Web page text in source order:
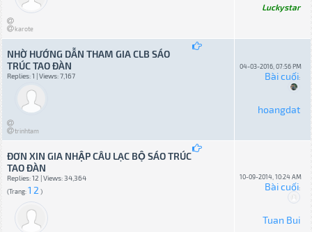
karote
Luckystar
NHỜ HƯỚNG DẪN THAM GIA CLB SÁO
TRÚC TAO ĐÀN
Replies: 1 | Views: 7,167
trinhtam
04-03-2016, 07:56 PM
Bài cuối:
hoangdat
ĐƠN XIN GIA NHẬP CÂU LẠC BỘ SÁO TRÚC
TAO ĐÀN
Replies: 12 | Views: 34,364
(Trang:1 2 )
10-09-2014, 10:24 AM
Bài cuối:
Tuan Bui